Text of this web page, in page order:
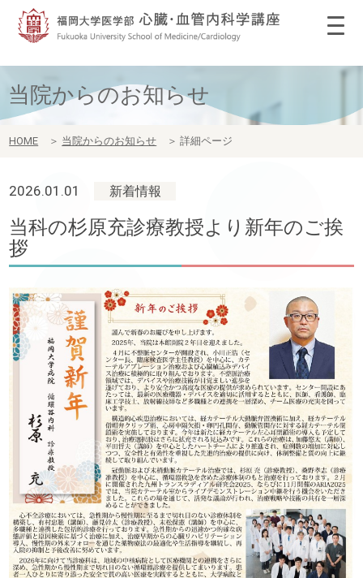
当院からのお知らせ
HOME ＞ 当院からのお知らせ ＞ 詳細ページ
2026.01.01 新着情報
当科の杉原充診療教授より新年のご挨
拶